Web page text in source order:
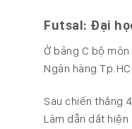
Futsal: Đại
Ở bảng C bộ
Ngân hàng
Sau chiến thắng
Lâm dẫn dắt